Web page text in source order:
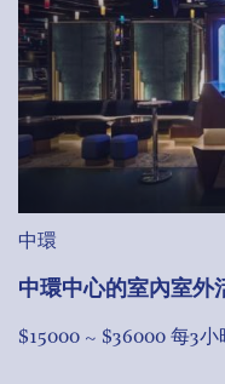
中環
中環中心的室內室外
$15000 ~ $36000 每3小